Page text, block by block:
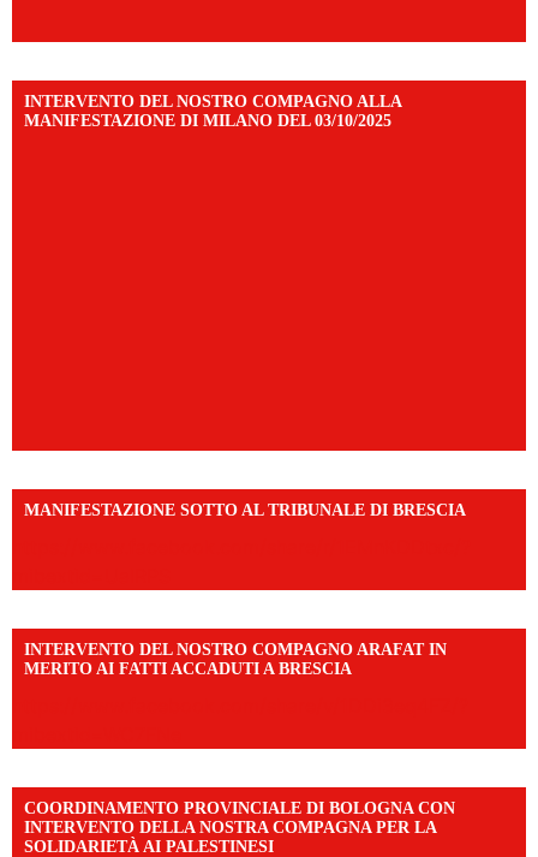
INTERVENTO DEL NOSTRO COMPAGNO ALLA
MANIFESTAZIONE DI MILANO DEL 03/10/2025
MANIFESTAZIONE SOTTO AL TRIBUNALE DI BRESCIA
INTERVENTO DEL NOSTRO COMPAGNO ARAFAT IN
MERITO AI FATTI ACCADUTI A BRESCIA
COORDINAMENTO PROVINCIALE DI BOLOGNA CON
INTERVENTO DELLA NOSTRA COMPAGNA PER LA
SOLIDARIETÀ AI PALESTINESI